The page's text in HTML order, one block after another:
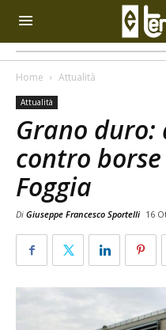
Home Attualità
Attualità
Grano
contro
Foggia
Di Giuseppe Francesco Sportelli 16